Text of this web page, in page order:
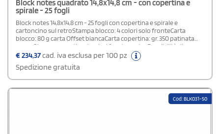
Block notes quadrato 14,8x14,8 cm - con copertina e
spirale - 25 fogli
Block notes 14,8x14,8 cm - 25 fogli con copertina e spirale e
cartoncino sul retroStampa blocco: 4 colori solo fronteCarta
blocco: 80 g carta Offset biancaCarta copertina: gr. 350 patinata
opacaStampa copertina: 4 colori fronte e retroPossibilità di
allestimento:spirale in testa (vedi foto)spirale a sinistra (vedi
foto)Specificare la tipologia di allestimento scelta nel campo note
in fase d'ordine.
€234,37cad. iva esclusa per 100 pz
Spedizione gratuita
Cod: BLK031-50